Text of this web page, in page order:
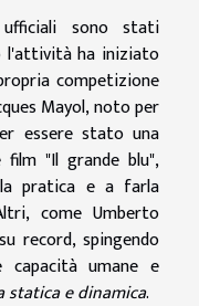
sono stati
l'attività ha iniziato
competizione
Mayol, noto per
essere stato una
"Il grande blu",
pratica e a farla
come Umberto
record, spingendo
umane e
statica e dinamica.